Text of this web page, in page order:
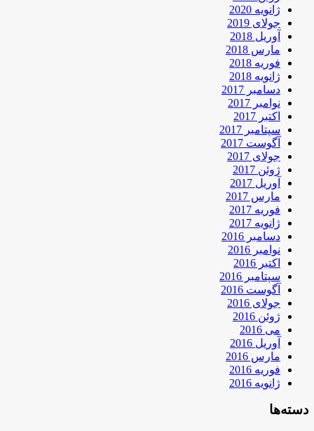
ژانویه 2020
جولای 2019
آوریل 2018
مارس 2018
فوریه 2018
ژانویه 2018
دسامبر 2017
نوامبر 2017
اکتبر 2017
سپتامبر 2017
آگوست 2017
جولای 2017
ژوئن 2017
آوریل 2017
مارس 2017
فوریه 2017
ژانویه 2017
دسامبر 2016
نوامبر 2016
اکتبر 2016
سپتامبر 2016
آگوست 2016
جولای 2016
ژوئن 2016
می 2016
آوریل 2016
مارس 2016
فوریه 2016
ژانویه 2016
دسته‌ها